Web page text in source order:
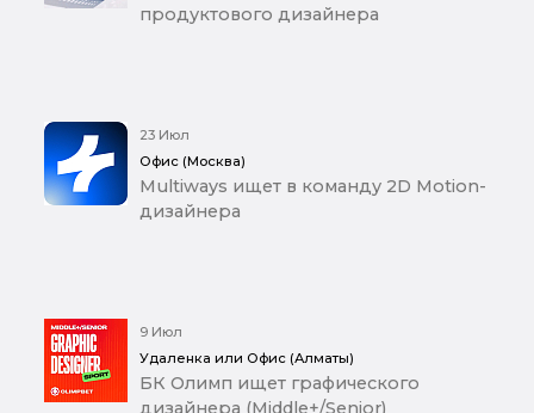
продуктового дизайнера
23 Июл
Офис (Москва)
Multiways ищет в команду 2D Motion-
дизайнера
9 Июл
Удаленка или Офис (Алматы)
БК Олимп ищет графического
дизайнера (Middle+/Senior)